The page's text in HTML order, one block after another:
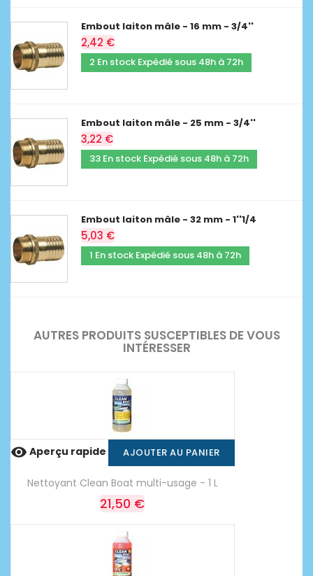
Embout laiton mâle - 16 mm - 3/4''
2,42 €
2 En stock Expédié sous 48h à 72h
Embout laiton mâle - 25 mm - 3/4''
3,22 €
33 En stock Expédié sous 48h à 72h
Embout laiton mâle - 32 mm - 1''1/4
5,03 €
1 En stock Expédié sous 48h à 72h
AUTRES PRODUITS SUSCEPTIBLES DE VOUS
INTÉRESSER
 Aperçu rapide AJOUTER AU PANIER
Nettoyant Clean Boat multi-usage - 1 L
21,50 €